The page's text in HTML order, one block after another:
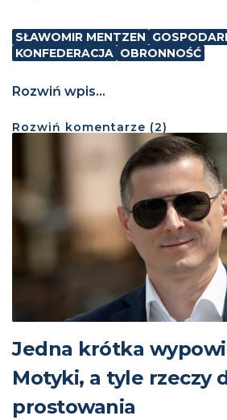
SŁAWOMIR MENTZEN
KONFEDERACJA OBRONNOŚĆ
Rozwiń wpis...
Rozwiń komentarze (2)
Jedna krótka
Motyki, a tyle rzeczy
prostowania